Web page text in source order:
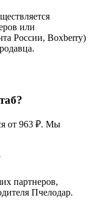
или
России, Boxberry)
от 963 ₽. Мы
партнеров,
Пчелодар.